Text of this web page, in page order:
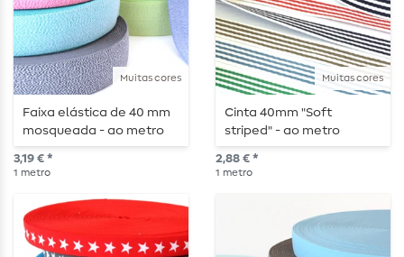
Muitas cores
Faixa elástica de 40 mm
mosqueada - ao metro
3,19 € *
1 metro
Muitas cores
Cinta 40mm "Soft
striped" - ao metro
2,88 € *
1 metro